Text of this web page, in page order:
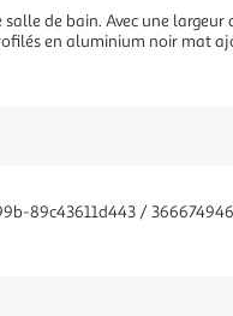
de bain. Avec une
en aluminium noir mat
89c43611d443 /